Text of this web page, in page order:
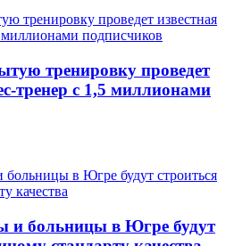
тренировку проведет
тренер с 1,5 миллионами
и больницы в Югре будут